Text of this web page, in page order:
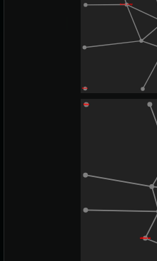
boss_entry
boss
boss
sidearea